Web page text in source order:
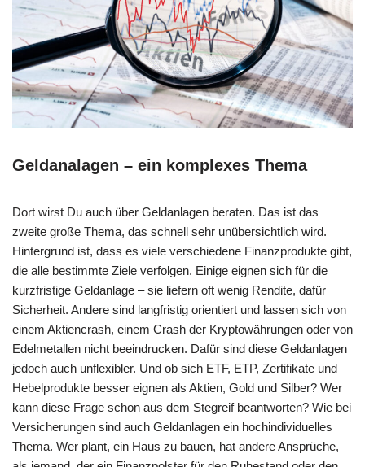
Geldanalagen – ein komplexes Thema
Dort wirst Du auch über Geldanlagen beraten. Das ist das
zweite große Thema, das schnell sehr unübersichtlich wird.
Hintergrund ist, dass es viele verschiedene Finanzprodukte gibt,
die alle bestimmte Ziele verfolgen. Einige eignen sich für die
kurzfristige Geldanlage – sie liefern oft wenig Rendite, dafür
Sicherheit. Andere sind langfristig orientiert und lassen sich von
einem Aktiencrash, einem Crash der Kryptowährungen oder von
Edelmetallen nicht beeindrucken. Dafür sind diese Geldanlagen
jedoch auch unflexibler. Und ob sich ETF, ETP, Zertifikate und
Hebelprodukte besser eignen als Aktien, Gold und Silber? Wer
kann diese Frage schon aus dem Stegreif beantworten? Wie bei
Versicherungen sind auch Geldanlagen ein hochindividuelles
Thema. Wer plant, ein Haus zu bauen, hat andere Ansprüche,